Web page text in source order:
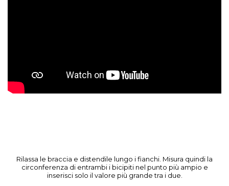
Rilassa le braccia e distendile lungo i fianchi. Misura quindi la
circonferenza di entrambi i bicipiti nel punto più ampio e
inserisci solo il valore più grande tra i due.